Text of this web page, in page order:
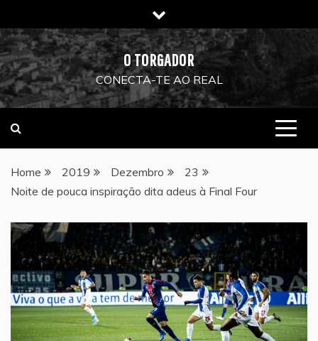
to
content
O TORGADOR
CONECTA-TE AO REAL
Home 2019 Dezembro
23
Noite de pouca inspiração dita adeus à Final Four